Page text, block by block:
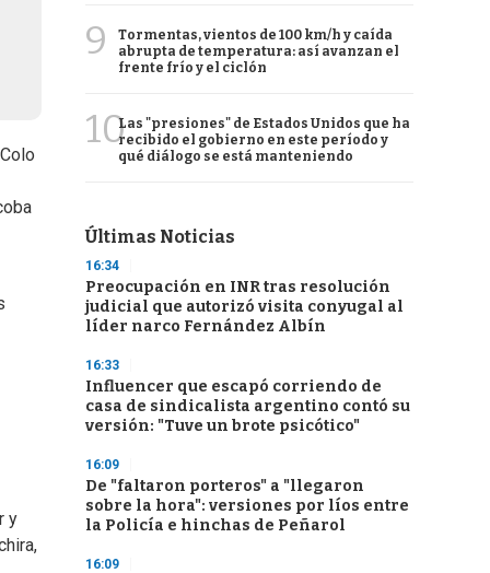
y
9
Tormentas, vientos de 100 km/h y caída
abrupta de temperatura: así avanzan el
frente frío y el ciclón
10Las "presiones" de Estados Unidos que ha
recibido el gobierno en este período y
qué diálogo se está manteniendo
Últimas Noticias
16:34
Preocupación en INR tras resolución
judicial que autorizó visita conyugal al
líder narco Fernández Albín
16:33
Influencer que escapó corriendo de
casa de sindicalista argentino contó su
versión: "Tuve un brote psicótico"
16:09
De "faltaron porteros" a "llegaron
sobre la hora": versiones por líos entre
la Policía e hinchas de Peñarol
16:09